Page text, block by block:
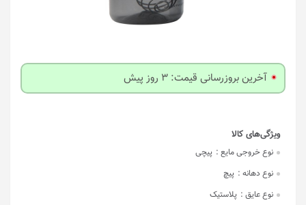
آخرین بروزرسانی قیمت: 3 روز پیش
نوع خروجی مایع : پیچی
نوع دهانه : پیچ
نوع عایق : پلاستیک